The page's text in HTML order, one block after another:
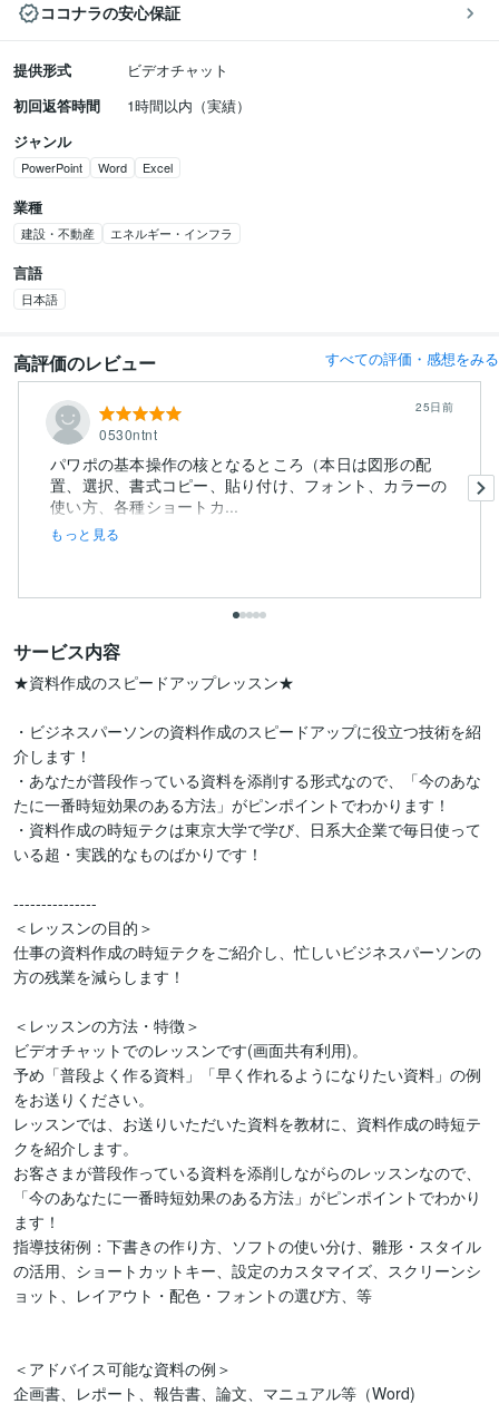
ココナラの安心保証
提供形式
ビデオチャット
初回返答時間
1時間以内（実績）
ジャンル
PowerPoint Word Excel
業種
建設・不動産 エネルギー・インフラ
言語
日本語
高評価のレビュー すべての評価・感想をみる
0530ntnt
25日前
パワポの基本操作の核となるところ（本日は図形の配
置、選択、書式コピー、貼り付け、フォント、カラーの
使い方、各種ショートカ...
もっと見る
サービス内容
★資料作成のスピードアップレッスン★
・ビジネスパーソンの資料作成のスピードアップに役立つ技術を紹
介します！
・あなたが普段作っている資料を添削する形式なので、「今のあな
たに一番時短効果のある方法」がピンポイントでわかります！
・資料作成の時短テクは東京大学で学び、日系大企業で毎日使って
いる超・実践的なものばかりです！
---------------
＜レッスンの目的＞
仕事の資料作成の時短テクをご紹介し、忙しいビジネスパーソンの
方の残業を減らします！
＜レッスンの方法・特徴＞
ビデオチャットでのレッスンです(画面共有利用)。
予め「普段よく作る資料」「早く作れるようになりたい資料」の例
をお送りください。
レッスンでは、お送りいただいた資料を教材に、資料作成の時短テ
クを紹介します。
お客さまが普段作っている資料を添削しながらのレッスンなので、
「今のあなたに一番時短効果のある方法」がピンポイントでわかり
ます！
指導技術例：下書きの作り方、ソフトの使い分け、雛形・スタイル
の活用、ショートカットキー、設定のカスタマイズ、スクリーンシ
ョット、レイアウト・配色・フォントの選び方、等
＜アドバイス可能な資料の例＞
企画書、レポート、報告書、論文、マニュアル等（Word)